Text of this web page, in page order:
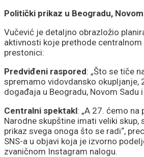
Politički prikaz u Beogradu,
Vučević je detaljno obrazložio
aktivnosti koje prethode centralnom
prestonici:
Predviđeni raspored: „Što se tiče
spremamo vidovdansko okupljanje,
događaja u Beogradu, Novom Sadu i
Centralni spektakl: „A 27. ćemo
Narodne skupštine imati veliki skup,
prikaz svega onoga što se radi“,
SNS-a u objavi koja je izvorno
zvaničnom Instagram nalogu.